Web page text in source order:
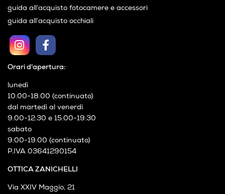
OTTICA ZANICHELLI
Via XXIV Maggio, 21
Orari d'apertura:
lunedì
10:00-18:00 (continuato)
dal martedì al venerdì
9:00-12:30 e 15:00-19:30
sabato
9:00-19:00 (continuato)
P.IVA 03641290154
guida all’acquisto fotocamere e accessori
guida all’acquisto occhiali